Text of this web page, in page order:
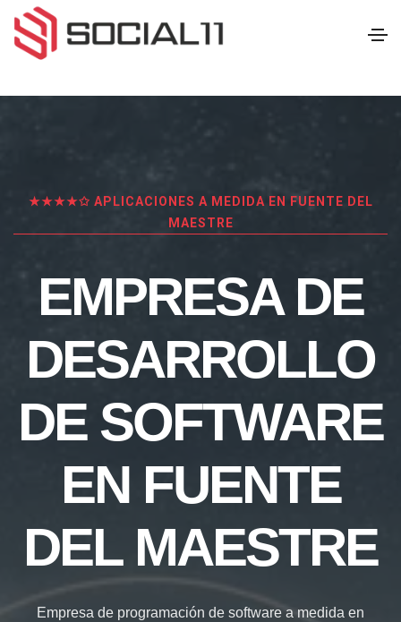
★★★★✩ APLICACIONES A MEDIDA EN FUENTE DEL
MAESTRE
EMPRESA DE
DESARROLLO
DE SOFTWARE
EN FUENTE
DEL MAESTRE
Empresa de programación de software a medida en